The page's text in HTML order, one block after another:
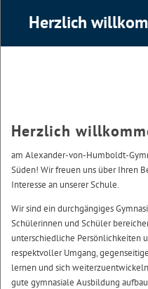
Herzlich
Herzlich
am Alexander-von-Humboldt-
Süden! Wir freuen uns über Ihren
Interesse an unserer Schule.
Wir sind ein durchgängiges
Schülerinnen und Schüler
unterschiedliche Persönlichkeiten
respektvoller Umgang,
lernen und sich
gute gymnasiale Ausbildung